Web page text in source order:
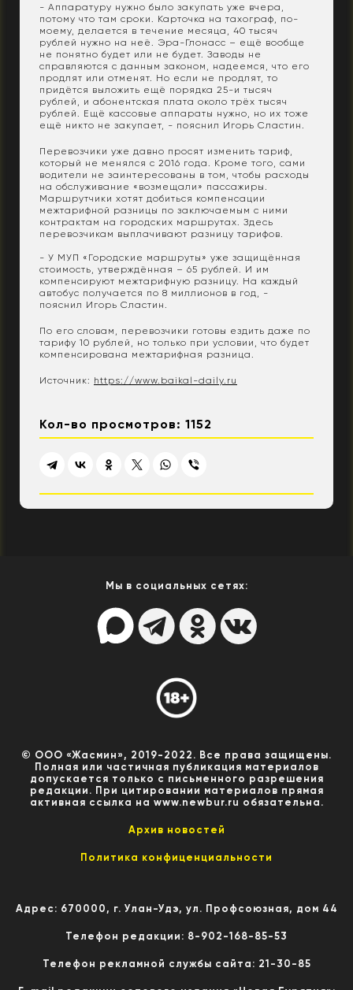
- Аппаратуру нужно было закупать уже вчера,
потому что там сроки. Карточка на тахограф, по-
моему, делается в течение месяца, 40 тысяч
рублей нужно на неё. Эра-Глонасс – ещё вообще
не понятно будет или не будет. Заводы не
справляются с данным законом, надеемся, что его
продлят или отменят. Но если не продлят, то
придётся выложить ещё порядка 25-и тысяч
рублей, и абонентская плата около трёх тысяч
рублей. Ещё кассовые аппараты нужно, но их тоже
ещё никто не закупает, - пояснил Игорь Сластин.
Перевозчики уже давно просят изменить тариф,
который не менялся с 2016 года. Кроме того, сами
водители не заинтересованы в том, чтобы расходы
на обслуживание «возмещали» пассажиры.
Маршрутчики хотят добиться компенсации
межтарифной разницы по заключаемым с ними
контрактам на городских маршрутах. Здесь
перевозчикам выплачивают разницу тарифов.
- У МУП «Городские маршруты» уже защищённая
стоимость, утверждённая – 65 рублей. И им
компенсируют межтарифную разницу. На каждый
автобус получается по 8 миллионов в год, -
пояснил Игорь Сластин.
По его словам, перевозчики готовы ездить даже по
тарифу 10 рублей, но только при условии, что будет
компенсирована межтарифная разница.
Источник: https://www.baikal-daily.ru
Кол-во просмотров: 1152
Мы в социальных сетях:
© ООО «Жасмин», 2019-2022. Все права защищены.
Полная или частичная публикация материалов
допускается только с письменного разрешения
редакции. При цитировании материалов прямая
активная ссылка на www.newbur.ru обязательна.
Архив новостей
Политика конфиценциальности
Адрес: 670000, г. Улан-Удэ, ул. Профсоюзная, дом 44
Телефон редакции: 8-902-168-85-53
Телефон рекламной службы сайта: 21-30-85